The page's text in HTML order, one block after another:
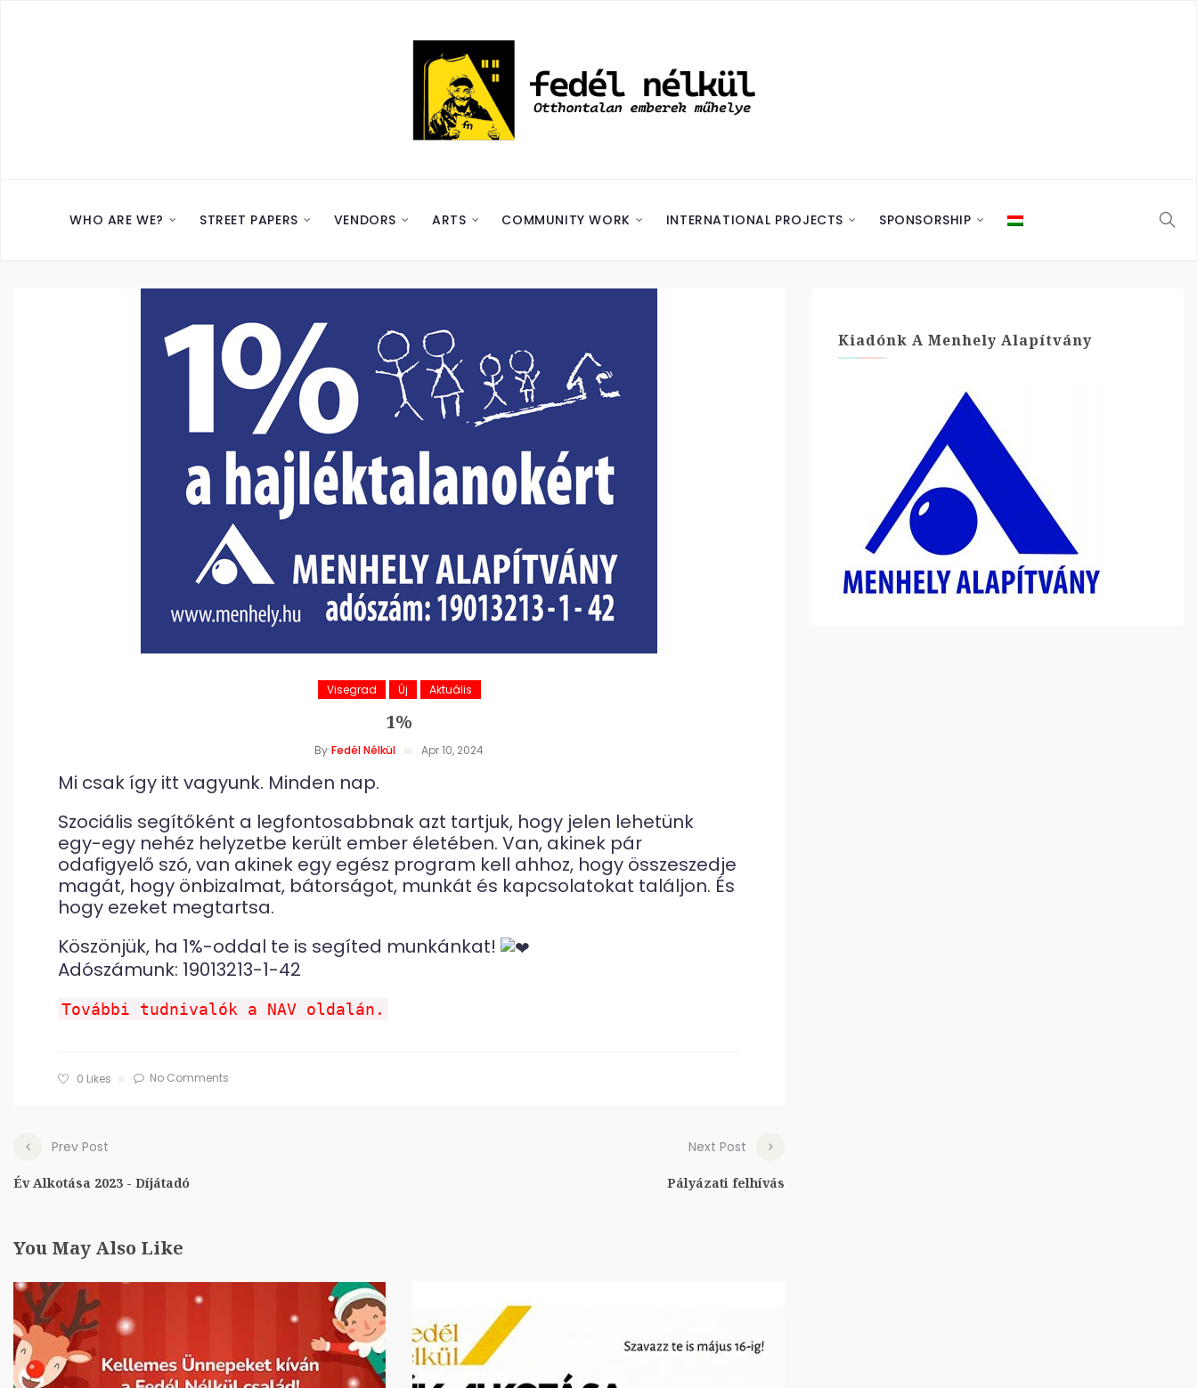
WHO ARE WE? STREET PAPERS VENDORS ARTS COMMUNITY WORK INTERNATIONAL PROJECTS SPONSORSHIP
Visegrad Új Aktuális
1%
By Fedél Nélkül Apr 10, 2024
Mi csak így itt vagyunk. Minden nap.
Szociális segítőként a legfontosabbnak azt tartjuk, hogy jelen lehetünk
egy-egy nehéz helyzetbe került ember életében. Van, akinek pár
odafigyelő szó, van akinek egy egész program kell ahhoz, hogy összeszedje
magát, hogy önbizalmat, bátorságot, munkát és kapcsolatokat találjon. És
hogy ezeket megtartsa.
Köszönjük, ha 1%-oddal te is segíted munkánkat!
Adószámunk: 19013213-1-42
További tudnivalók a NAV oldalán.
0 Likes No Comments
Prev Post
Év Alkotása 2023 - Díjátadó
Next Post
Pályázati felhívás
You May Also Like
Kiadónk A Menhely Alapítvány